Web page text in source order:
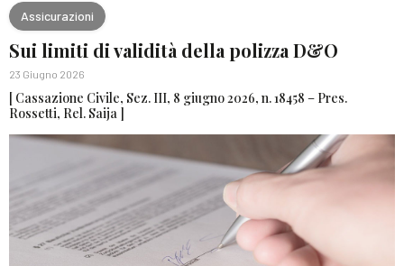
Assicurazioni
Sui limiti di validità della polizza D&O
23 Giugno 2026
[ Cassazione Civile, Sez. III, 8 giugno 2026, n. 18458 – Pres.
Rossetti, Rel. Saija ]